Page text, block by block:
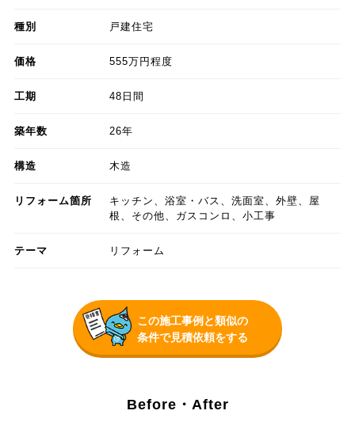
種別 戸建住宅
価格 555万円程度
工期 48日間
築年数 26年
構造 木造
リフォーム箇所
キッチン、浴室・バス、洗面室、外壁、屋
根、その他、ガスコンロ、小工事
テーマ リフォーム
この施工事例と類似の
条件で見積依頼をする
Before・After